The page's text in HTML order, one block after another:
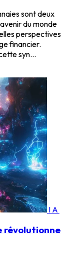
sont deux
du monde
perspectives
financier.
syn...
IA
révolutionne